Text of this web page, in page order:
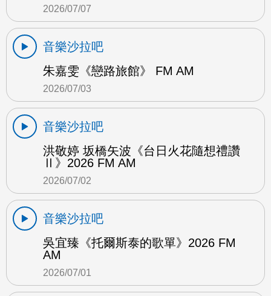
2026/07/07
音樂沙拉吧
朱嘉雯《戀路旅館》 FM AM
2026/07/03
音樂沙拉吧
洪敬婷 坂橋矢波《台日火花隨想禮讚
Ⅱ》2026 FM AM
2026/07/02
音樂沙拉吧
吳宜臻《托爾斯泰的歌單》2026 FM
AM
2026/07/01